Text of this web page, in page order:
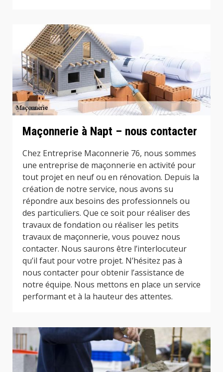
Maçonnerie à Napt – nous contacter
Chez Entreprise Maconnerie 76, nous sommes
une entreprise de maçonnerie en activité pour
tout projet en neuf ou en rénovation. Depuis la
création de notre service, nous avons su
répondre aux besoins des professionnels ou
des particuliers. Que ce soit pour réaliser des
travaux de fondation ou réaliser les petits
travaux de maçonnerie, vous pouvez nous
contacter. Nous saurons être l’interlocuteur
qu’il faut pour votre projet. N’hésitez pas à
nous contacter pour obtenir l’assistance de
notre équipe. Nous mettons en place un service
performant et à la hauteur des attentes.